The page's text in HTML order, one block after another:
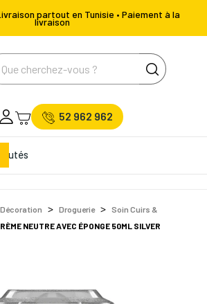
partout en Tunisie • Paiement à la
livraison
52 962 962
Droguerie
Soin Cuirs &
NEUTRE AVEC ÉPONGE 50ML SILVER